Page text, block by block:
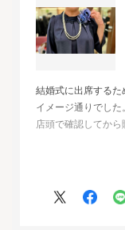
結婚式に出席する
イメージ通りでした
店頭で確認してか
オンラインショッ
また、購入すると